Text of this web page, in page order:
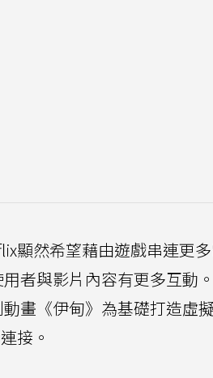
顯然希望藉由遊戲串連更
者與影片內容有更多互動
畫《伊甸》為基礎打造虛
接。